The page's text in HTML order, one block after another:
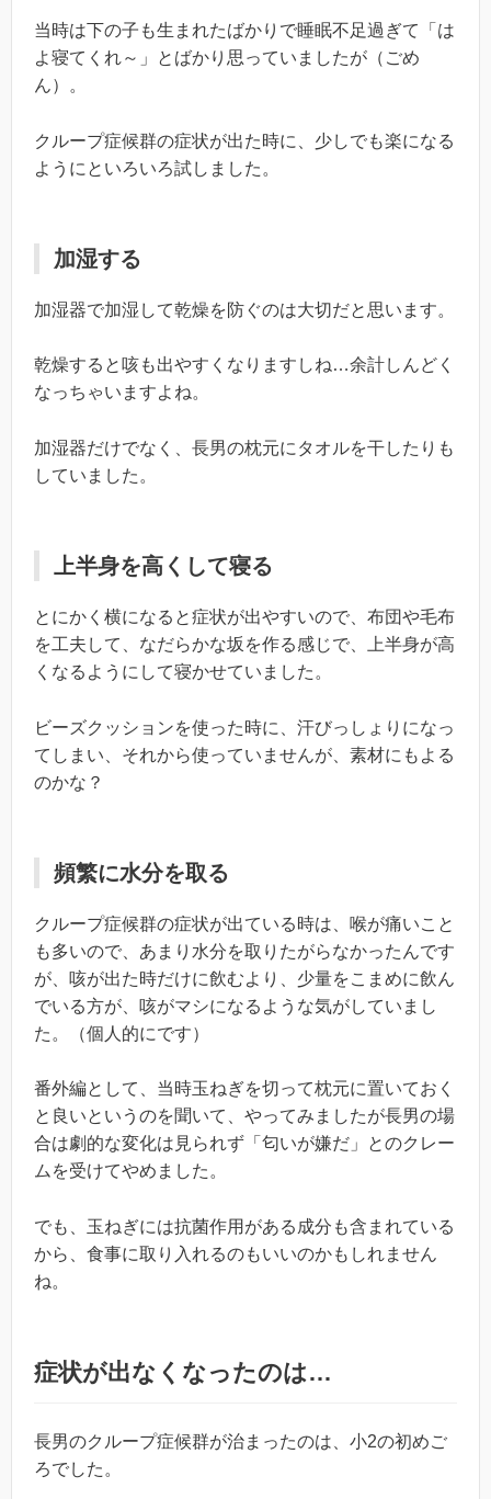
当時は下の子も生まれたばかりで睡眠不足過ぎて「は
よ寝てくれ～」とばかり思っていましたが（ごめ
ん）。
クループ症候群の症状が出た時に、少しでも楽になる
ようにといろいろ試しました。
加湿する
加湿器で加湿して乾燥を防ぐのは大切だと思います。
乾燥すると咳も出やすくなりますしね…余計しんどく
なっちゃいますよね。
加湿器だけでなく、長男の枕元にタオルを干したりも
していました。
上半身を高くして寝る
とにかく横になると症状が出やすいので、布団や毛布
を工夫して、なだらかな坂を作る感じで、上半身が高
くなるようにして寝かせていました。
ビーズクッションを使った時に、汗びっしょりになっ
てしまい、それから使っていませんが、素材にもよる
のかな？
頻繁に水分を取る
クループ症候群の症状が出ている時は、喉が痛いこと
も多いので、あまり水分を取りたがらなかったんです
が、咳が出た時だけに飲むより、少量をこまめに飲ん
でいる方が、咳がマシになるような気がしていまし
た。（個人的にです）
番外編として、当時玉ねぎを切って枕元に置いておく
と良いというのを聞いて、やってみましたが長男の場
合は劇的な変化は見られず「匂いが嫌だ」とのクレー
ムを受けてやめました。
でも、玉ねぎには抗菌作用がある成分も含まれている
から、食事に取り入れるのもいいのかもしれません
ね。
症状が出なくなったのは…
長男のクループ症候群が治まったのは、小2の初めご
ろでした。